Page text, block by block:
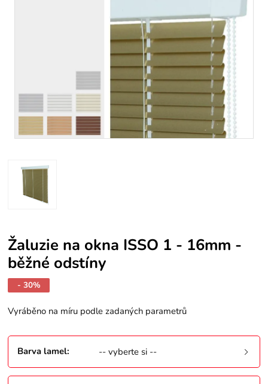
Žaluzie na okna ISSO 1 - 16mm -
běžné odstíny
- 30%
Vyráběno na míru podle zadaných parametrů
Barva lamel: -- vyberte si --